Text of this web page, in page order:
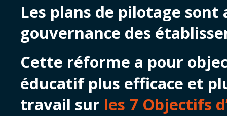
Les plans de pilotage
gouvernance des
Cette réforme a pour
éducatif plus efficace et
travail sur les 7 Objectifs